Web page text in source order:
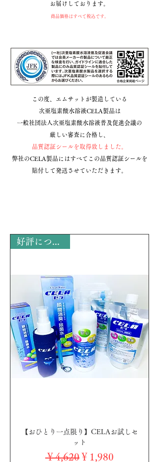
お届けしております。
​商品価格はすべて税込です。
この度、エムサットが製造している
次亜塩素酸水溶液CELA製品は
一般社団法人次亜塩素酸水溶液普及促進会議の
厳しい審査に合格し、
品質認証シールを取得致しました。
弊社のCELA製品にはすべてこの品質認証シールを
貼付して発送させていただきます。
好評につき完売
【おひとり一点限り】CELAお試しセ
ット
通常価格
￥4,620セール価格
￥1,980